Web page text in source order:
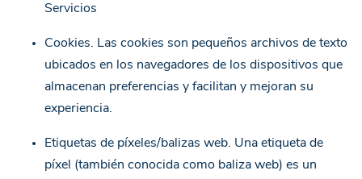
Servicios
Cookies. Las cookies son pequeños archivos de texto
ubicados en los navegadores de los dispositivos que
almacenan preferencias y facilitan y mejoran su
experiencia.
Etiquetas de píxeles/balizas web. Una etiqueta de
píxel (también conocida como baliza web) es un